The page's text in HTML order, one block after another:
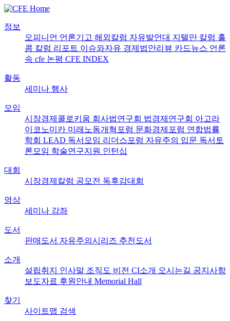
정보
오피니언 언론기고 해외칼럼 자유발언대 지텔만 칼럼 홀
콤 칼럼 리포트 이슈와자유 경제법안리뷰 카드뉴스 언론
속 cfe 논평 CFE INDEX
활동
세미나 행사
모임
시장경제콜로키움 회사법연구회 법경제연구회 아고라
이코노미카 미래노동개혁포럼 문화경제포럼 연합법률
학회 LEAD 독서모임 리더스포럼 자유주의 입문 독서토
론모임 학술연구지원 인턴십
대회
시장경제칼럼 공모전 독후감대회
영상
세미나 강좌
도서
판매도서 자유주의시리즈 추천도서
소개
설립취지 인사말 조직도 비전 CI소개 오시는길 공지사항
보도자료 후원안내 Memorial Hall
찾기
사이트맵 검색